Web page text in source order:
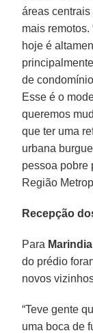
áreas
mais
hoje é
de
Esse é o
queremos
que ter uma
urbana
pessoa pobre
Região
Recepção
Para Marindia
do prédio
novos
“Teve gente
uma boca de